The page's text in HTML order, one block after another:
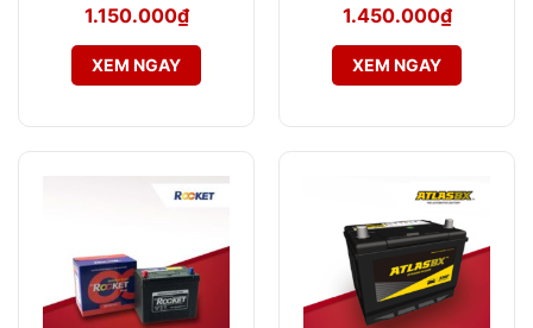
1.150.000₫
XEM NGAY
1.450.000₫
XEM NGAY